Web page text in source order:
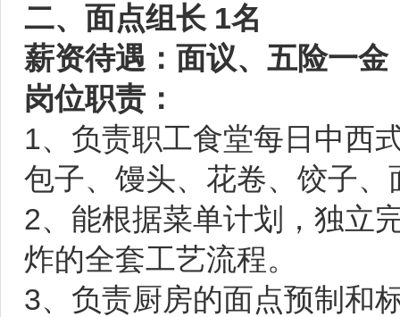
二、面点组长 1名
薪资待遇：面议、五险一金
岗位职责：
1、负责职工食堂每日中西
包子、馒头、花卷、饺子
2、能根据菜单计划，独立
炸的全套工艺流程。
3、负责厨房的面点预制和